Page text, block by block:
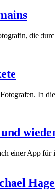
die
In
einer App